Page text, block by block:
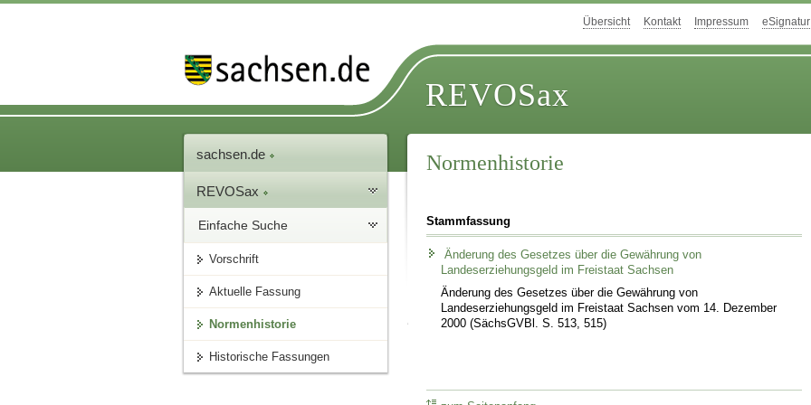
Übersicht Kontakt Impressum eSignatur
REVOSax
sachsen.de
REVOSax
Einfache Suche
Vorschrift
Aktuelle Fassung
Normenhistorie
Historische Fassungen
Normenhistorie
Stammfassung
Änderung des Gesetzes über die Gewährung von
Landeserziehungsgeld im Freistaat Sachsen
Änderung des Gesetzes über die Gewährung von
Landeserziehungsgeld im Freistaat Sachsen vom 14. Dezember
2000 (SächsGVBl. S. 513, 515)